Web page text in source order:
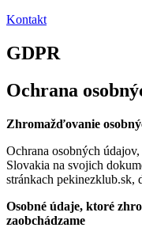
Kontakt
GDPR
Ochrana
Zhromažďovanie
Ochrana osobných
Slovakia na svojich
stránkach pekinezklub.sk,
Osobné údaje, ktoré
zaobchádzame